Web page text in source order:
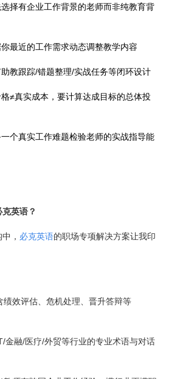
择有企业工作背景的老师而非纯教育背
最近的工作需求动态调整教学内容
教跟踪/错题整理/实战任务等闭环设计
≠真实成本，要计算达成目标的总体投
个真实工作难题检验老师的实战指导能
英语？
， 必克英语的职场专项解决方案让我印
绩效评估、危机处理、晋升答辩等
金融/医疗/外贸等行业的专业术语与对话